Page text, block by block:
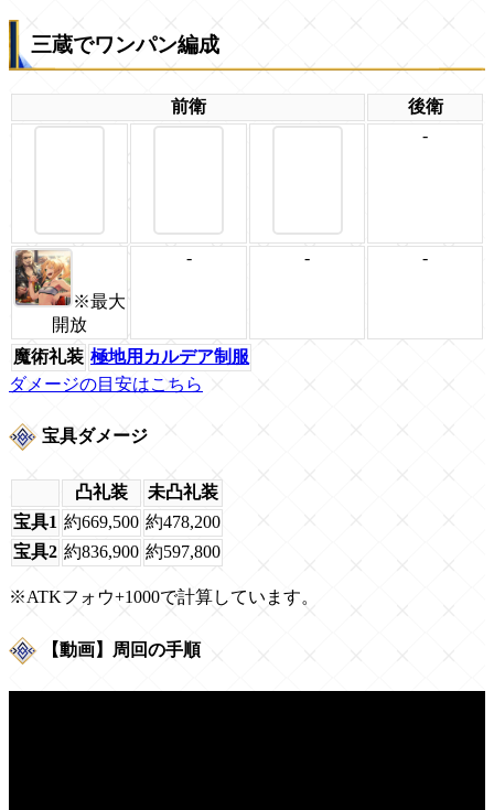
三蔵でワンパン編成
前衛
後衛
-
※最大
開放
- - -
魔術礼装 極地用カルデア制服
ダメージの目安はこちら
宝具ダメージ
凸礼装
未凸礼装
宝具1 約669,500 約478,200
宝具2 約836,900 約597,800
※ATKフォウ+1000で計算しています。
【動画】周回の手順